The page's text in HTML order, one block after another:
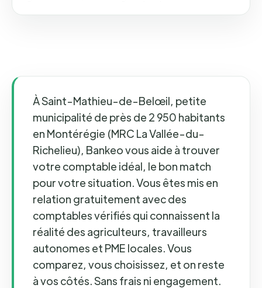
À Saint-Mathieu-de-Belœil, petite
municipalité de près de 2 950 habitants
en Montérégie (MRC La Vallée-du-
Richelieu), Bankeo vous aide à trouver
votre comptable idéal, le bon match
pour votre situation. Vous êtes mis en
relation gratuitement avec des
comptables vérifiés qui connaissent la
réalité des agriculteurs, travailleurs
autonomes et PME locales. Vous
comparez, vous choisissez, et on reste
à vos côtés. Sans frais ni engagement.